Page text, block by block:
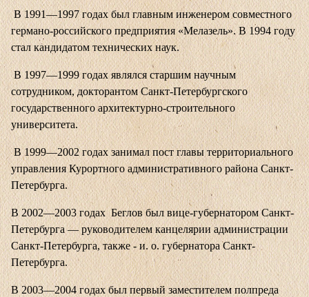
В 1991—1997 годах был главным инженером совместного
германо-российского предприятия «Мелазель». В 1994 году
стал кандидатом технических наук.
В 1997—1999 годах являлся старшим научным
сотрудником, докторантом Санкт-Петербургского
государственного архитектурно-строительного
университета.
В 1999—2002 годах занимал пост главы территориального
управления Курортного административного района Санкт-
Петербурга.
В 2002—2003 годах Беглов был вице-губернатором Санкт-
Петербурга — руководителем канцелярии администрации
Санкт-Петербурга, также - и. о. губернатора Санкт-
Петербурга.
В 2003—2004 годах был первый заместителем полпреда